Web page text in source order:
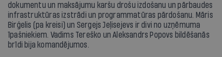
dokumentu un maksājumu karšu drošu izdošanu un pārbaudes
infrastruktūras izstrādi un programmatūras pārdošanu. Māris
Birģelis (pa kreisi) un Sergejs Jeļisejevs ir divi no uzņēmuma
īpašniekiem. Vadims Tereško un Aleksandrs Popovs bildēšanās
brīdi bija komandējumos.